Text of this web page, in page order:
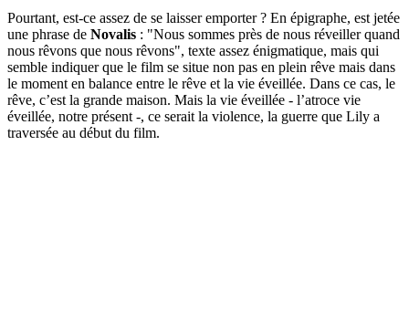
Pourtant, est-ce assez de se laisser emporter ? En épigraphe, est jetée
une phrase de Novalis : "Nous sommes près de nous réveiller quand
nous rêvons que nous rêvons", texte assez énigmatique, mais qui
semble indiquer que le film se situe non pas en plein rêve mais dans
le moment en balance entre le rêve et la vie éveillée. Dans ce cas, le
rêve, c’est la grande maison. Mais la vie éveillée - l’atroce vie
éveillée, notre présent -, ce serait la violence, la guerre que Lily a
traversée au début du film.